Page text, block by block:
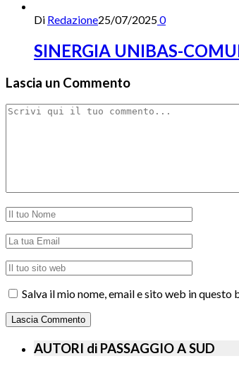
Di Redazione25/07/20250
SINERGIA UNIBAS-
Lascia un Commento
Salva il mio nome, email e sito web in
AUTORI di PASSAGGIO A SUD